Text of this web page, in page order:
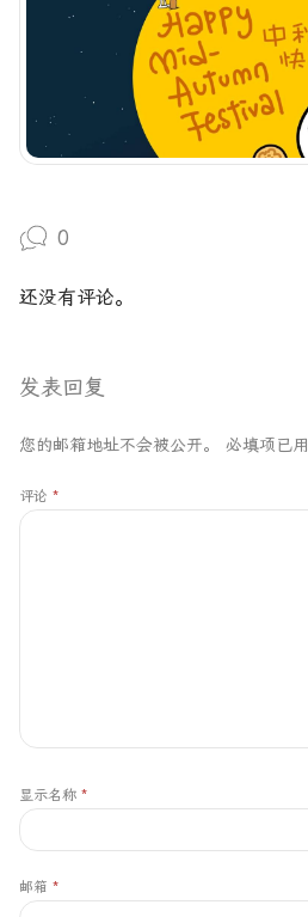
0
还没有评论。
发表回复
您的邮箱地址不会被公开。 必填项已用
评论 *
显示名称 *
邮箱 *